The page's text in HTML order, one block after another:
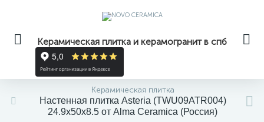
Керамическая плитка и керамогранит в спб
Керамическая плитка
Настенная плитка Asteria (TWU09ATR004)
24.9x50x8.5 от Alma Ceramica (Россия)